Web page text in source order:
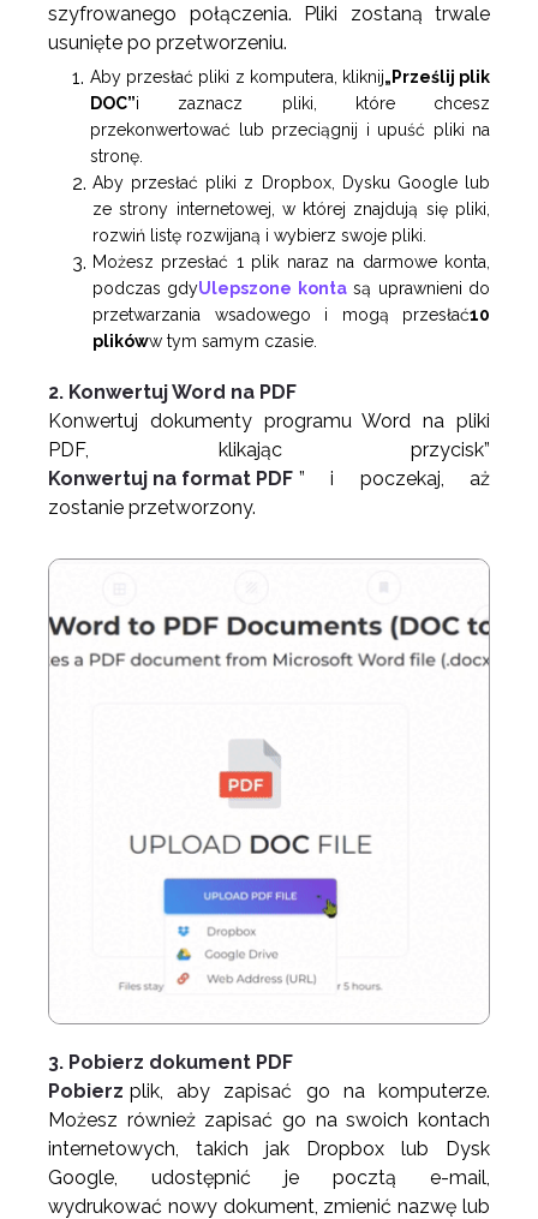
szyfrowanego połączenia. Pliki zostaną trwale
usunięte po przetworzeniu.
Aby przesłać pliki z komputera, kliknij„Prześlij plik
DOC”i zaznacz pliki, które chcesz
przekonwertować lub przeciągnij i upuść pliki na
stronę.
Aby przesłać pliki z Dropbox, Dysku Google lub
ze strony internetowej, w której znajdują się pliki,
rozwiń listę rozwijaną i wybierz swoje pliki.
Możesz przesłać 1 plik naraz na darmowe konta,
podczas gdyUlepszone kontasą uprawnieni do
przetwarzania wsadowego i mogą przesłać10
plikóww tym samym czasie.
2. Konwertuj Word na PDF
Konwertuj dokumenty programu Word na pliki
PDF, klikając przycisk”
Konwertuj na format PDF ” i poczekaj, aż
zostanie przetworzony.
3. Pobierz dokument PDF
Pobierz plik, aby zapisać go na komputerze.
Możesz również zapisać go na swoich kontach
internetowych, takich jak Dropbox lub Dysk
Google, udostępnić je pocztą e-mail,
wydrukować nowy dokument, zmienić nazwę lub